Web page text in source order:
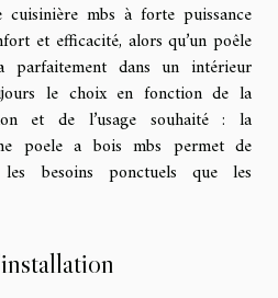
mbs à forte puissance
et efficacité, alors qu’un poêle
parfaitement dans un intérieur
le choix en fonction de la
et de l’usage souhaité : la
poele a bois mbs permet de
besoins ponctuels que les